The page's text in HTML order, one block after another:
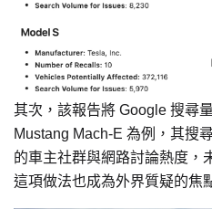
其次，該報告將 Google 搜尋
Mustang Mach-E 為例，其搜
的車主社群與網路討論熱度，
這項做法也成為外界質疑的焦